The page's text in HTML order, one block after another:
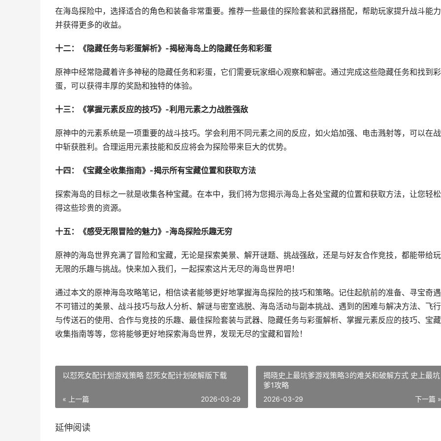
在海岛探险中，选择适合的角色和装备非常重要。推荐一些最佳的探险套装和武器搭配，帮助玩家提升战斗能力
并获得更多的收益。
十二：《隐藏任务与彩蛋解析》-揭秘海岛上的隐藏任务和彩蛋
原神中经常隐藏着许多神秘的隐藏任务和彩蛋，它们需要玩家细心观察和解密。通过完成这些隐藏任务和找到彩
蛋，可以获得丰厚的奖励和独特的体验。
十三：《掌握元素反应的技巧》-利用元素之力战胜强敌
原神中的元素系统是一项重要的战斗技巧。学会利用不同元素之间的反应，如火焰加强、电击溅射等，可以在
中斩获胜利。合理运用元素技能和反应将会为探险带来巨大的优势。
十四：《宝藏全收集指南》-揭示所有宝藏位置和获取方法
探索海岛的目标之一就是收集各种宝藏。在本中，我们将为您揭示海岛上各处宝藏的位置和获取方法，让您轻
得这些珍贵的资源。
十五：《感受无限冒险的魅力》-海岛探险乐趣无穷
原神的海岛世界充满了冒险和宝藏，无论是探索美景、解开谜题、挑战强敌，还是与好友合作竞技，都能带给
无限的乐趣与挑战。快来加入我们，一起探索这片无尽的海岛世界吧！
通过本文的原神海岛攻略笔记，相信读者能够更好地掌握海岛探险的技巧和策略。记住起航前的准备、寻宝奇遇
不可错过的美景、战斗技巧与敌人分析、解谜与密室逃脱、海岛活动与副本挑战、遇到的困难与解决方法、飞
与传送石的使用、合作与竞技的乐趣、最佳探险套装与武器、隐藏任务与彩蛋解析、掌握元素反应的技巧、宝
收集指南等等，您将能够更好地探索海岛世界，发现无尽的宝藏和冒险！
以怼死女配计划游戏策略 怼死女配计划破解版下载
« 上一篇 2026-03-29
揭晓史上最坑爹游戏策略3的难关和破解方式 史上最坑
爹1攻略
下一篇 »
2026-03-29
延伸阅读